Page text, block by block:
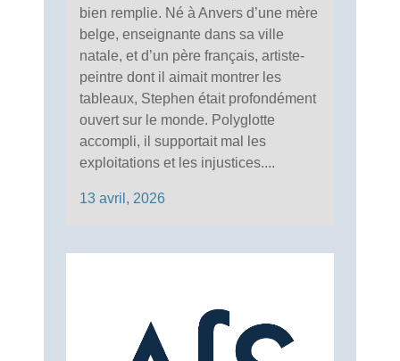
bien remplie. Né à Anvers d’une mère
belge, enseignante dans sa ville
natale, et d’un père français, artiste-
peintre dont il aimait montrer les
tableaux, Stephen était profondément
ouvert sur le monde. Polyglotte
accompli, il supportait mal les
exploitations et les injustices....
13 avril, 2026